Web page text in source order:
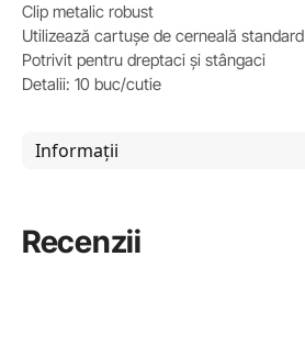
Clip metalic robust
Utilizează cartușe de cerneală standard
Potrivit pentru dreptaci și stângaci
Detalii: 10 buc/cutie
Informații
Recenzii